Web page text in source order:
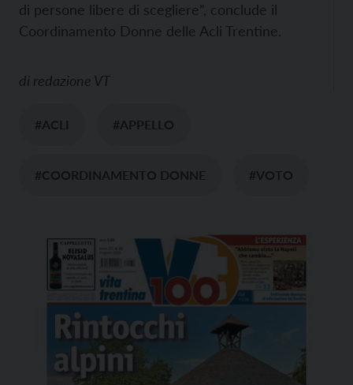
di persone libere di scegliere”, conclude il
Coordinamento Donne delle Acli Trentine.
di redazione VT
#ACLI #APPELLO
#COORDINAMENTO DONNE #VOTO